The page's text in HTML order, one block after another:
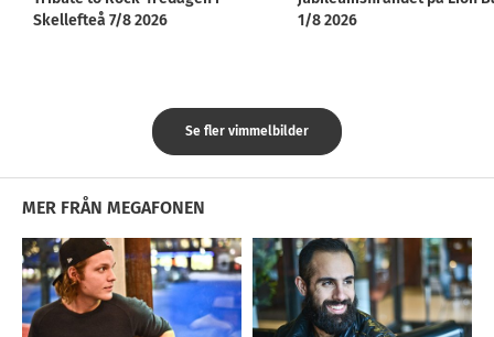
Skellefteå 7/8 2026
1/8 2026
Se fler vimmelbilder
MER FRÅN MEGAFONEN